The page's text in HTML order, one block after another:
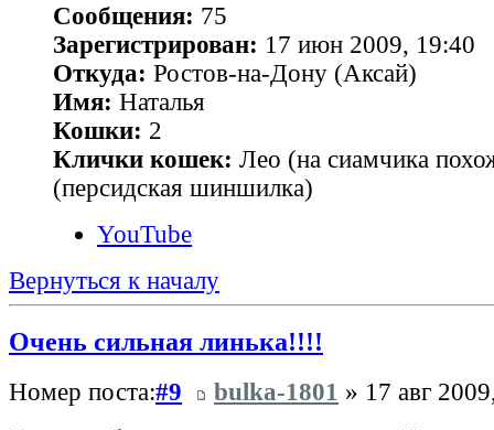
Сообщения: 75
Зарегистрирован: 17 июн 2009, 19:40
Откуда: Ростов-на-Дону (Аксай)
Имя: Наталья
Кошки: 2
Клички кошек: Лео (на сиамчика
(персидская шиншилка)
YouTube
Вернуться к началу
Очень сильная линька!!!!
Номер поста:#9 bulka-1801 » 17 авг